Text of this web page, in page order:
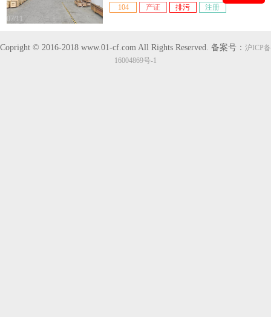
07/11
104
产证 排污 注册
Copright © 2016-2018 www.01-cf.com All Rights Reserved. 备案号： 沪ICP备
16004869号-1